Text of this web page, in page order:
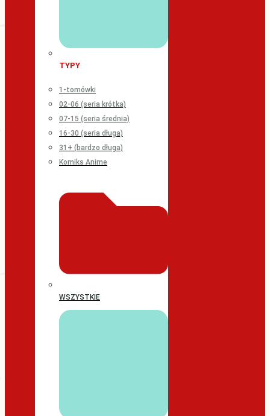
TYPY
1-tomówki
02-06 (seria krótka)
07-15 (seria średnia)
16-30 (seria długa)
31+ (bardzo długa)
Komiks Anime
WSZYSTKIE